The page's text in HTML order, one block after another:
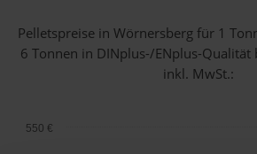
Pelletspreise in Wörnersberg für 1
6 Tonnen in DINplus-/ENplus-Qualität
inkl. MwSt.:
550 €